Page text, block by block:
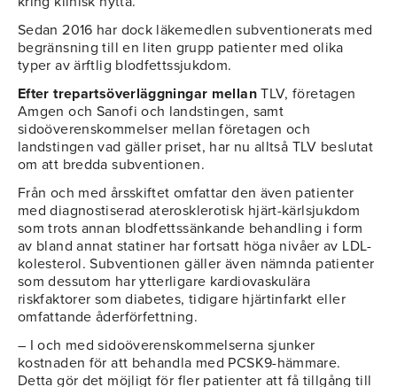
Sedan 2016 har dock läkemedlen subventionerats med
begränsning till en liten grupp patienter med olika
typer av ärftlig blodfettssjukdom.
Efter trepartsöverläggningar mellanTLV, företagen
Amgen och Sanofi och landstingen, samt
sidoöverenskommelser mellan företagen och
landstingen vad gäller priset, har nu alltså TLV beslutat
om att bredda subventionen.
Från och med årsskiftet omfattar den även patienter
med diagnostiserad aterosklerotisk hjärt-kärlsjukdom
som trots annan blodfettssänkande behandling i form
av bland annat statiner har fortsatt höga nivåer av LDL-
kolesterol. Subventionen gäller även nämnda patienter
som dessutom har ytterligare kardiovaskulära
riskfaktorer som diabetes, tidigare hjärtinfarkt eller
omfattande åderförfettning.
– I och med sidoöverenskommelserna sjunker
kostnaden för att behandla med PCSK9-hämmare.
Detta gör det möjligt för fler patienter att få tillgång till